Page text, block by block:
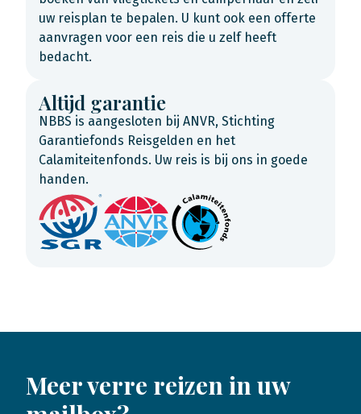
uw reisplan te bepalen. U kunt ook een offerte
aanvragen voor een reis die u zelf heeft
bedacht.
Altijd garantie
NBBS is aangesloten bij ANVR, Stichting
Garantiefonds Reisgelden en het
Calamiteitenfonds. Uw reis is bij ons in goede
handen.
Meer verre reizen in uw